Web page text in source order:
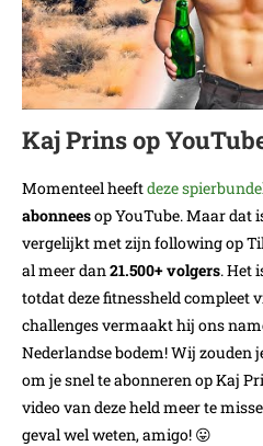
Kaj Prins op
Momenteel heeftdeze
abonneesop YouTube. Maar dat
vergelijkt met zijn following op
al meer dan21.500+ volgers. Het
totdat deze fitnessheld compleet
challenges vermaakt hij ons
Nederlandse bodem! Wij zouden
om je snel te abonneren op Kaj
video van deze held meer te
geval wel weten, amigo! 😛